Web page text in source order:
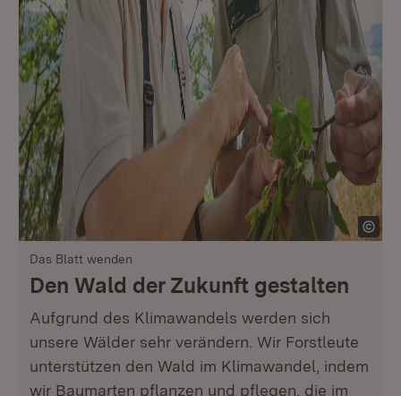
Das Blatt wenden
Den Wald der Zukunft gestalten
Aufgrund des Klimawandels werden sich
unsere Wälder sehr verändern. Wir Forstleute
unterstützen den Wald im Klimawandel, indem
wir Baumarten pflanzen und pflegen, die im